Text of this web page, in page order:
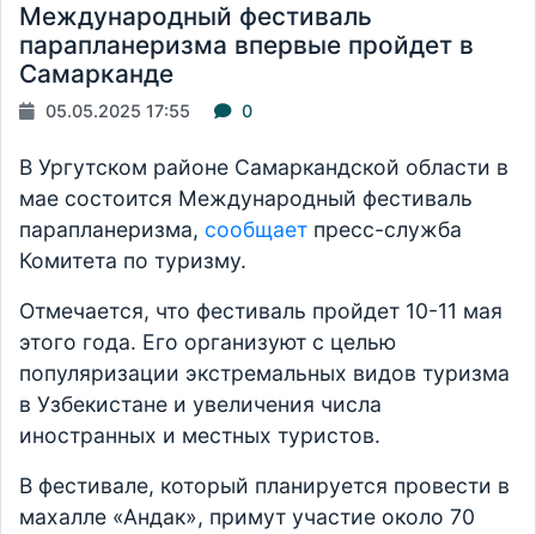
Международный фестиваль
парапланеризма впервые пройдет в
Самарканде
05.05.2025 17:55 0
В Ургутском районе Самаркандской области в
мае состоится Международный фестиваль
парапланеризма, сообщает пресс-служба
Комитета по туризму.
Отмечается, что фестиваль пройдет 10-11 мая
этого года. Его организуют с целью
популяризации экстремальных видов туризма
в Узбекистане и увеличения числа
иностранных и местных туристов.
В фестивале, который планируется провести в
махалле «Андак», примут участие около 70